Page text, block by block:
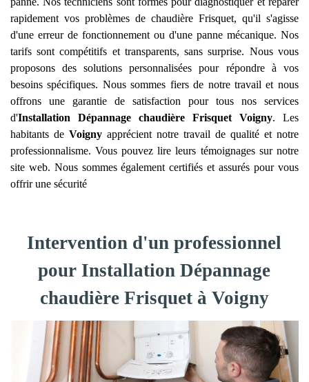
rapidement vos problèmes de chaudière Frisquet, qu'il s'agisse
d'une erreur de fonctionnement ou d'une panne mécanique. Nos
tarifs sont compétitifs et transparents, sans surprise. Nous vous
proposons des solutions personnalisées pour répondre à vos
besoins spécifiques. Nous sommes fiers de notre travail et nous
offrons une garantie de satisfaction pour tous nos services
d'Installation Dépannage chaudière Frisquet Voigny. Les
habitants de Voignyapprécient notre travail de qualité et notre
professionnalisme. Vous pouvez lire leurs témoignages sur notre
site web. Nous sommes également certifiés et assurés pour vous
offrir une sécurité
Intervention d'un professionnel
pour Installation Dépannage
chaudière Frisquet à Voigny